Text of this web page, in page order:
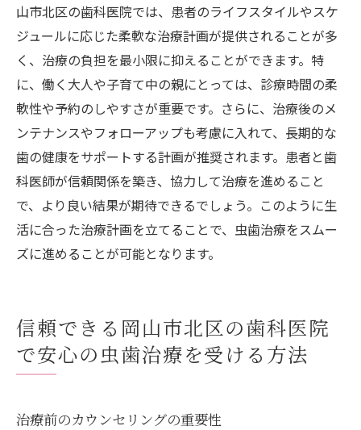
山市北区の歯科医院では、患者のライフスタイルやスケ
ジュールに応じた柔軟な治療計画が提供されることが多
く、治療の負担を最小限に抑えることができます。特
に、働く大人や子育て中の親にとっては、診療時間の柔
軟性や予約のしやすさが重要です。さらに、治療後のメ
ンテナンスやフォローアップも考慮に入れて、長期的な
歯の健康をサポートする計画が推奨されます。患者と歯
科医師が信頼関係を築き、協力して治療を進めること
で、より良い結果が期待できるでしょう。このように生
活に合った治療計画を立てることで、虫歯治療をスムー
ズに進めることが可能となります。
信頼できる岡山市北区の歯科医院
で安心の虫歯治療を受ける方法
治療前のカウンセリングの重要性